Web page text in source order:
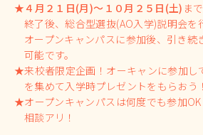
★４月２１日(月)～１０月２５日(土) ま
終了後、総合型選抜(AO入学)説明会を
オープンキャンパスに参加後、引き続
可能です。
★来校者限定企画！オーキャンに参加し
を集めて入学時プレゼントをもらおう
★オープンキャンパスは何度でも参加
相談アリ！